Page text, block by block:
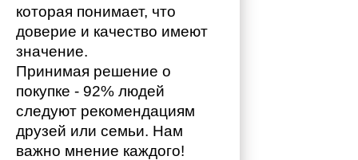
которая понимает, что
доверие и качество имеют
значение.
Принимая решение о
покупке - 92% людей
следуют рекомендациям
друзей или семьи. Нам
важно мнение каждого!